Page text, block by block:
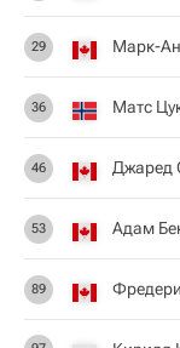
29 Марк-
36 Матс
46 Джаред
53 Адам
89